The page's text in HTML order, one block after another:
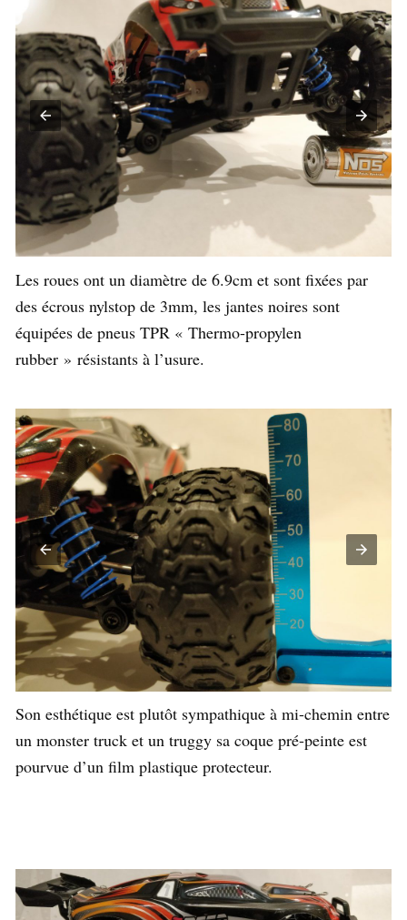
Les roues ont un diamètre de 6.9cm et sont fixées par
des écrous nylstop de 3mm, les jantes noires sont
équipées de pneus TPR « Thermo-propylen
rubber » résistants à l’usure.
Son esthétique est plutôt sympathique à mi-chemin entre
un monster truck et un truggy sa coque pré-peinte est
pourvue d’un film plastique protecteur.